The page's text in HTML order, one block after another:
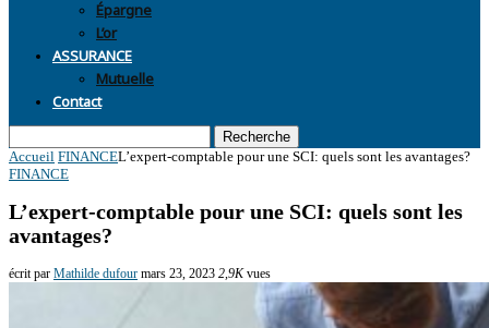
Épargne
L’or
ASSURANCE
Mutuelle
Contact
Recherche
Accueil FINANCEL’expert-comptable pour une SCI: quels sont les avantages?
FINANCE
L’expert-comptable pour une SCI: quels sont les
avantages?
écrit par Mathilde dufour mars 23, 2023 2,9Kvues